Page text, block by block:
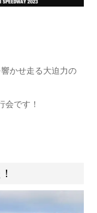
かせ走る大迫力の
会です！